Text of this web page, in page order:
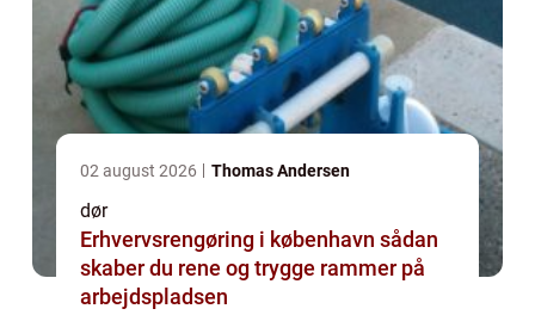
02 august 2026 Thomas Andersen
dør
Erhvervsrengøring i københavn sådan
skaber du rene og trygge rammer på
arbejdspladsen